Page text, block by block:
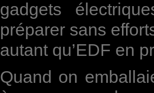
gadgets
préparer sans
autant qu’EDF en
Quand on